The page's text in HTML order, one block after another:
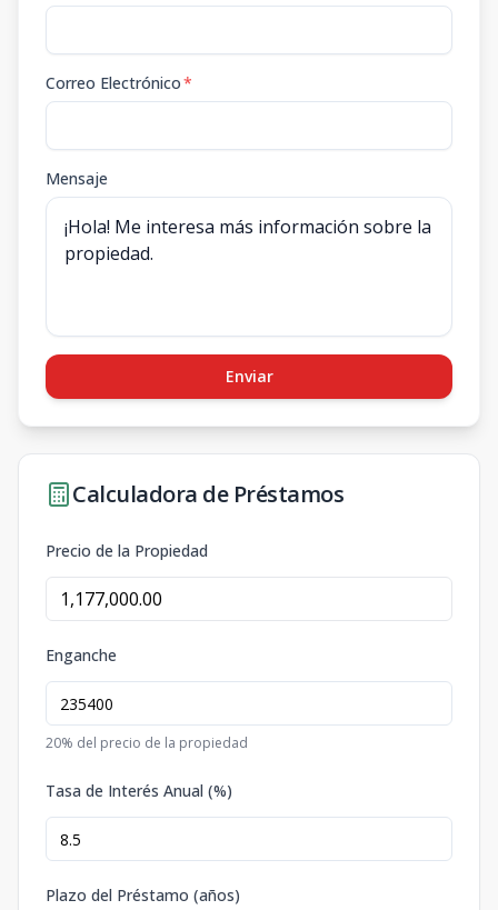
Correo Electrónico*
Mensaje
Enviar
Calculadora de Préstamos
Precio de la Propiedad
Enganche
20% del precio de la propiedad
Tasa de Interés Anual (%)
Plazo del Préstamo (años)